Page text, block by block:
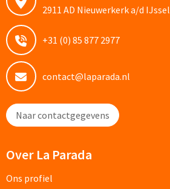
Drinkglazen & Theeglazen bedrukken
Dubbelwandige glazen bedrukken
Wijn- & Champagneglazen bedrukken
Bierglazen bedrukken
2911 AD Nieuwerkerk a/d IJssel
+31 (0) 85 877 2977
contact@laparada.nl
Naar contactgegevens
Over La Parada
Ons profiel